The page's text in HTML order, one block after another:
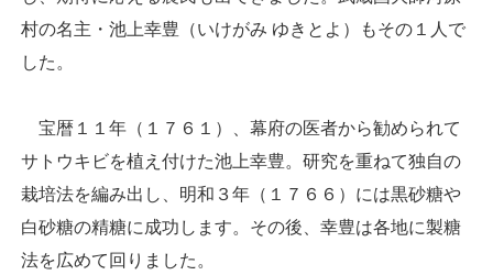
村の名主・池上幸豊（いけがみ ゆきとよ）もその１人で
した。
宝暦１１年（１７６１）、幕府の医者から勧められて
サトウキビを植え付けた池上幸豊。研究を重ねて独自の
栽培法を編み出し、明和３年（１７６６）には黒砂糖や
白砂糖の精糖に成功します。その後、幸豊は各地に製糖
法を広めて回りました。